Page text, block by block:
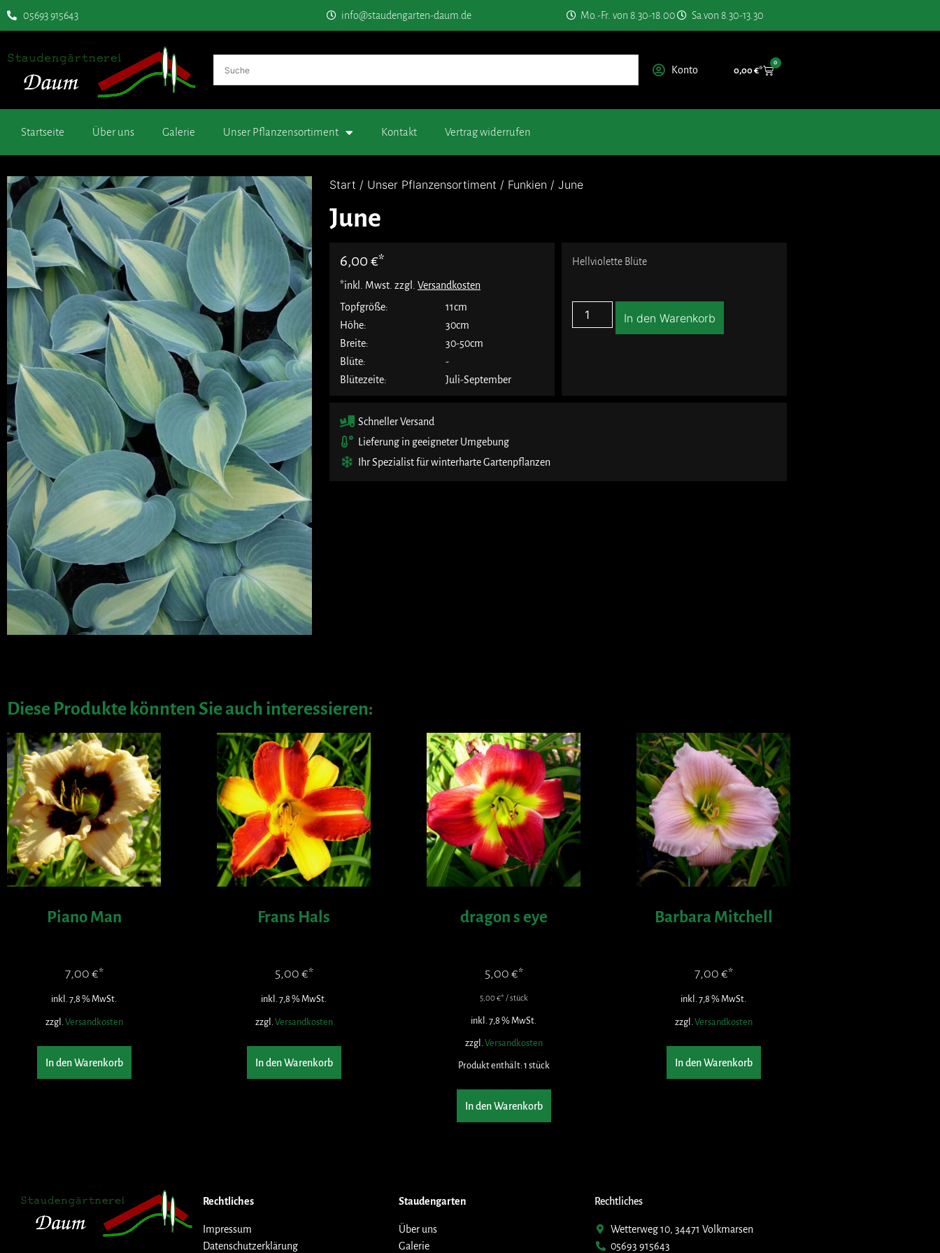
05693 915643 info@staudengarten-daum.de Mo.-Fr. von 8.30-18.00 Sa.von 8.30-13.30
Konto 0,00€
0
Startseite Über uns Galerie Unser Pflanzensortiment Kontakt Vertrag widerrufen
Start / Unser Pflanzensortiment / Funkien / June
June
6,00 €
*inkl. Mwst. zzgl. Versandkosten
Topfgröße:
11cm
Höhe:
30cm
Breite:
30-50cm
Blüte:
-
Blütezeite:
Juli-September
Hellviolette Blüte
In den Warenkorb
Schneller Versand
Lieferung in geeigneter Umgebung
Ihr Spezialist für winterharte Gartenpflanzen
Diese Produkte könnten Sie auch interessieren:
Piano Man
7,00 €
inkl. 7,8 % MwSt.
zzgl. Versandkosten
In den Warenkorb
Frans Hals
5,00 €
inkl. 7,8 % MwSt.
zzgl. Versandkosten
In den Warenkorb
dragon s eye
5,00 €
5,00€ /stück
inkl. 7,8 % MwSt.
zzgl. Versandkosten
Produkt enthält: 1 stück
In den Warenkorb
Barbara Mitchell
7,00 €
inkl. 7,8 % MwSt.
zzgl. Versandkosten
In den Warenkorb
Rechtliches
Impressum
Datenschutzerklärung
Staudengarten
Über uns
Galerie
Rechtliches
Wetterweg 10, 34471 Volkmarsen
05693 915643